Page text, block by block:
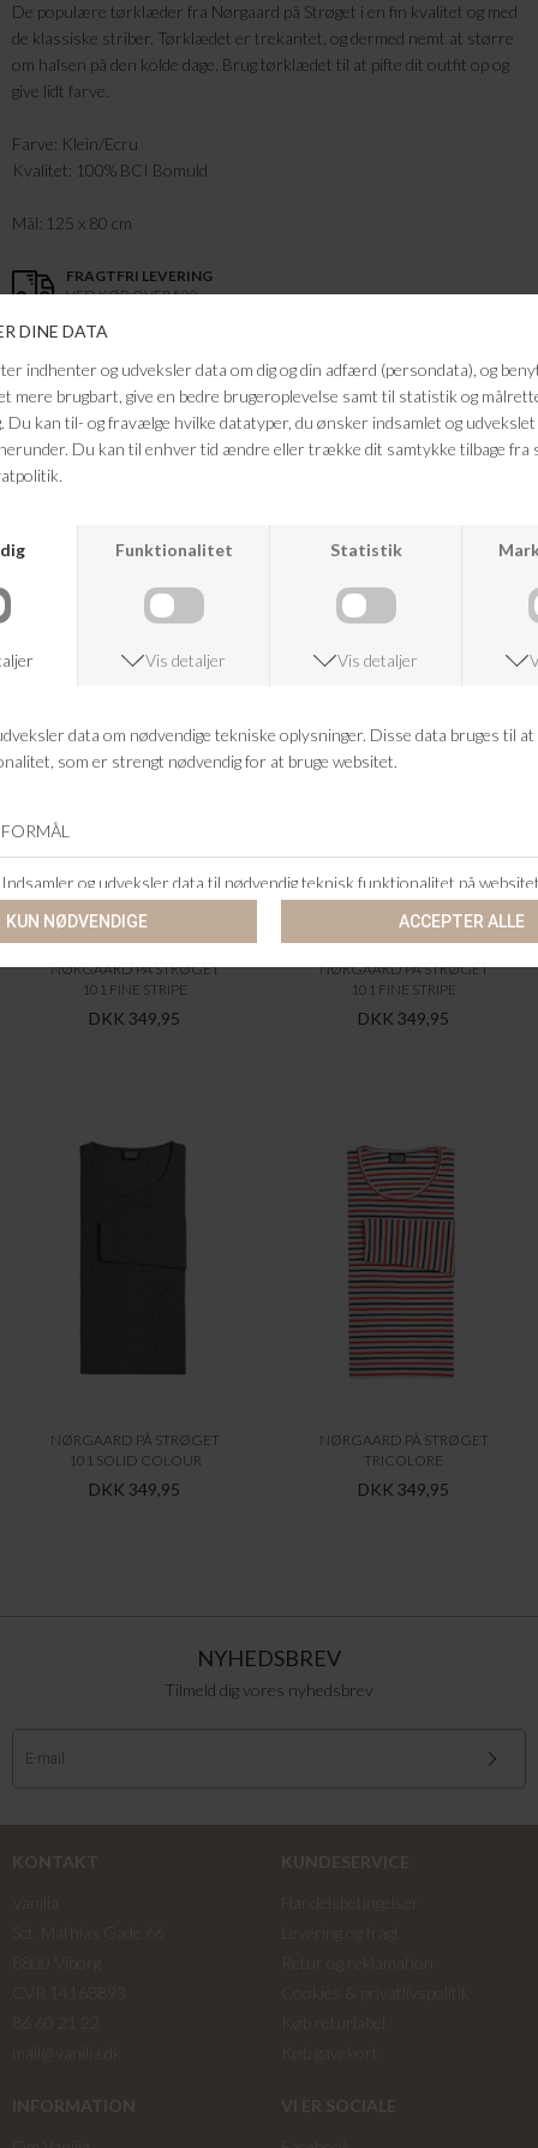
De populære tørklæder fra Nørgaard på Strøget i en fin kvalitet og med
de klassiske striber. Tørklædet er trekantet, og dermed nemt at større
om halsen på den kolde dage. Brug tørklædet til at pifte dit outfit op og
give lidt farve.
Farve: Klein/Ecru
Kvalitet: 100% BCI Bomuld
Mål: 125 x 80 cm
FRAGTFRI LEVERING
VED KØB OVER 500,-
14 DAGES RETURRET
KUNDESERVICE
+46 86 60 21 22
ANDRE KØBTE OGSÅ
NØRGAARD PÅ STRØGET
101 FINE STRIPE
DKK 349,95
NØRGAARD PÅ STRØGET
101 FINE STRIPE
DKK 349,95
NØRGAARD PÅ STRØGET
101 SOLID COLOUR
DKK 349,95
NØRGAARD PÅ STRØGET
TRICOLORE
DKK 349,95
NYHEDSBREV
Tilmeld dig vores nyhedsbrev
KONTAKT
KUNDESERVICE
INFORMATION
VI ER SOCIALE